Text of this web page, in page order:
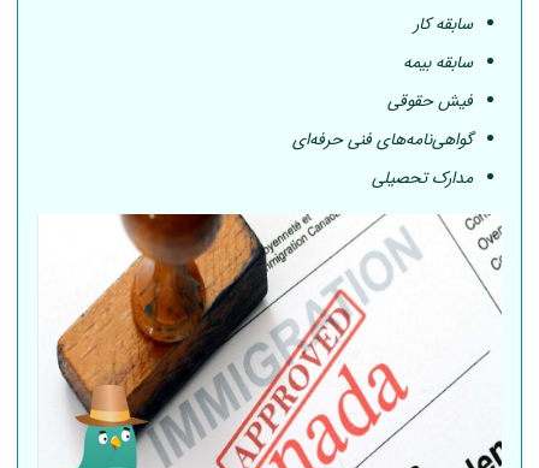
سابقه کار
سابقه بیمه
فیش حقوقی
گواهی‌نامه‌های فنی حرفه‌ای
مدارک تحصیلی